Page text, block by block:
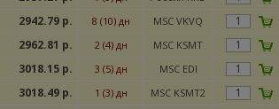
2942.79 р. 8 (10) дн MSC VKVQ
2962.81 р. 2 (4) дн MSC KSMT
3018.15 р. 3 (5) дн MSC EDI
3018.49 р. 1 (3) дн MSC KSMT2